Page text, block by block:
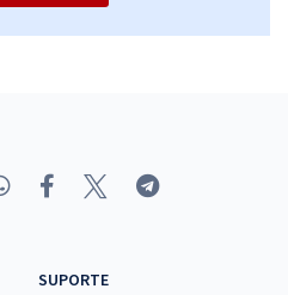
SUPORTE